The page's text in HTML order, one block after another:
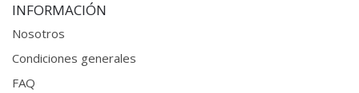
INFORMACIÓN
Nosotros
Condiciones generales
FAQ